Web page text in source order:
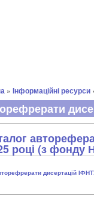
» Інформаційні ресурси
році (з фонду
дисертацій